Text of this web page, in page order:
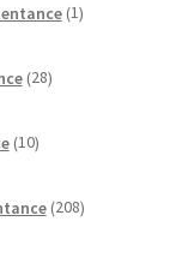
1izdelek
28izdelkov
10izdelkov
208izdelkov